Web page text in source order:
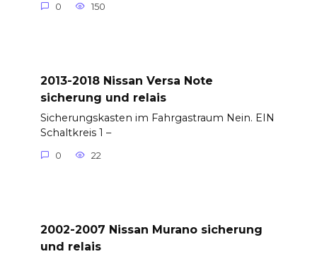
0 150
2013-2018 Nissan Versa Note
sicherung und relais
Sicherungskasten im Fahrgastraum Nein. EIN
Schaltkreis 1 –
0 22
2002-2007 Nissan Murano sicherung
und relais